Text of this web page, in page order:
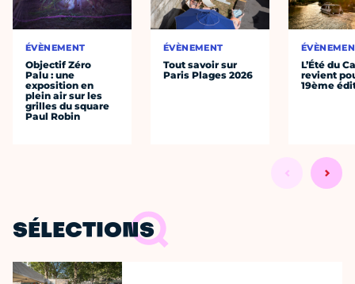
ÉVÈNEMENT
Objectif Zéro
Palu : une
exposition en
plein air sur les
grilles du square
Paul Robin
ÉVÈNEMENT
Tout savoir sur
Paris Plages 2026
L’Été du
revient
19ème
SÉLECTIONS